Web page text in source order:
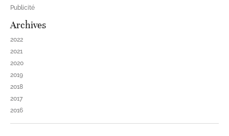
Publicité
Archives
2022
2021
2020
2019
2018
2017
2016